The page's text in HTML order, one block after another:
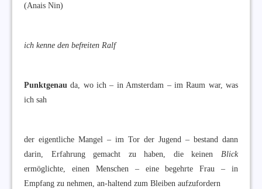
(Anais Nin)
ich kenne den befreiten Ralf
Punktgenauda, wo ich – in Amsterdam – im Raum war, was
ich sah
der eigentliche Mangel – im Tor der Jugend – bestand dann
darin, Erfahrung gemacht zu haben, die keinen Blick
ermöglichte, einen Menschen – eine begehrte Frau – in
Empfang zu nehmen, an-haltend zum Bleiben aufzufordern